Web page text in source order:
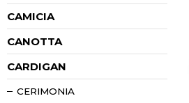
CAMICIA
CANOTTA
CARDIGAN
CERIMONIA